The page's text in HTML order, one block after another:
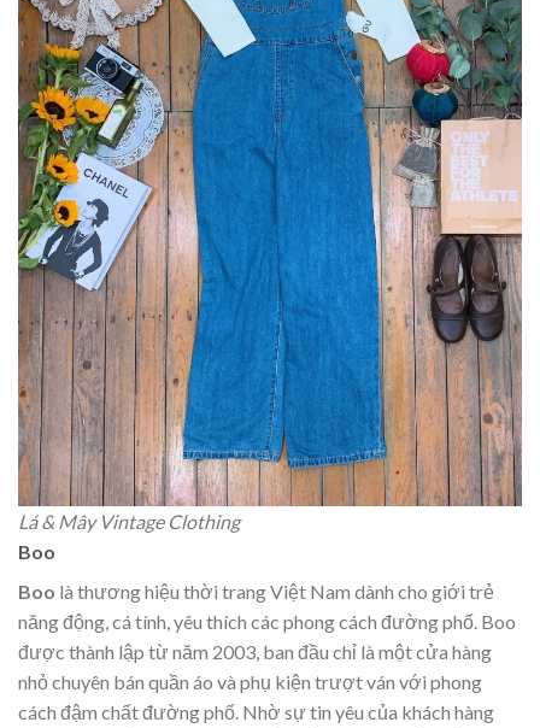
Lá & Mây Vintage Clothing
Boo
Boo là thương hiệu thời trang Việt Nam dành cho giới trẻ
năng động, cá tính, yêu thích các phong cách đường phố. Boo
được thành lập từ năm 2003, ban đầu chỉ là một cửa hàng
nhỏ chuyên bán quần áo và phụ kiện trượt ván với phong
cách đậm chất đường phố. Nhờ sự tin yêu của khách hàng